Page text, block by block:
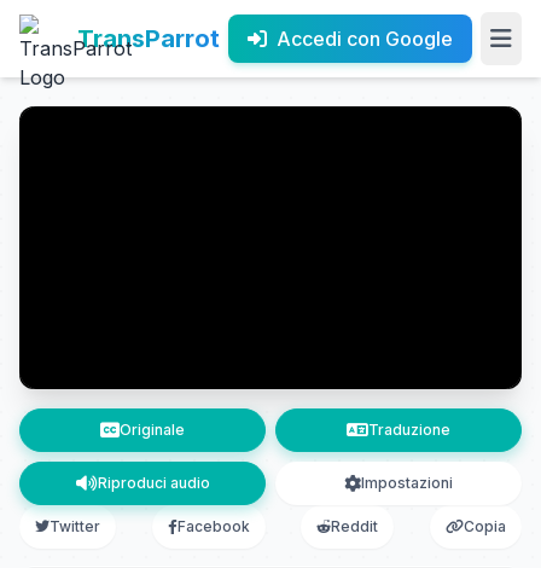
TransParrot Accedi con Google
Originale Traduzione
Riproduci audio Impostazioni
Twitter Facebook Reddit Copia